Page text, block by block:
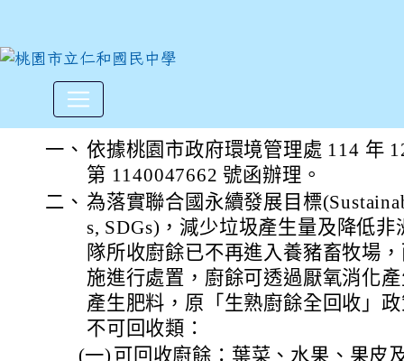
本府環境管理處因應中央定
一、 依據桃園市政府環境管理處 114 年
第 1140047662 號函辦理。
二、 為落實聯合國永續發展目標
s, SDGs)，減少垃圾產生量及降低
隊所收廚餘已不再進入養豬畜牧場
施進行處置，廚餘可透過厭氧消化
產生肥料，原「生熟廚餘全回收」
不可回收類：
(一) 可回收廚餘：葉菜、水果、果皮